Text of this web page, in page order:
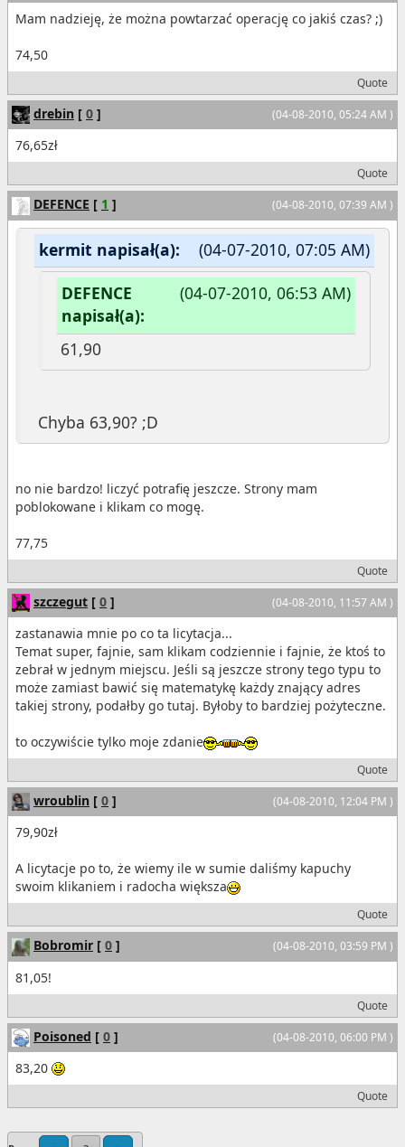
Mam nadzieję, że można powtarzać operację co jakiś czas? ;)
74,50
Quote
(04-08-2010, 05:24 AM )
drebin [ 0 ]
76,65zł
Quote
(04-08-2010, 07:39 AM )
DEFENCE [ 1 ]
(04-07-2010, 07:05 AM)
kermit napisał(a):
(04-07-2010, 06:53 AM)
DEFENCE
napisał(a):
61,90
Chyba 63,90? ;D
no nie bardzo! liczyć potrafię jeszcze. Strony mam
poblokowane i klikam co mogę.
77,75
Quote
(04-08-2010, 11:57 AM )
szczegut [ 0 ]
zastanawia mnie po co ta licytacja...
Temat super, fajnie, sam klikam codziennie i fajnie, że ktoś to
zebrał w jednym miejscu. Jeśli są jeszcze strony tego typu to
może zamiast bawić się matematykę każdy znający adres
takiej strony, podałby go tutaj. Byłoby to bardziej pożyteczne.
to oczywiście tylko moje zdanie
Quote
(04-08-2010, 12:04 PM )
wroublin [ 0 ]
79,90zł
A licytacje po to, że wiemy ile w sumie daliśmy kapuchy
swoim klikaniem i radocha większa
Quote
(04-08-2010, 03:59 PM )
Bobromir [ 0 ]
81,05!
Quote
(04-08-2010, 06:00 PM )
Poisoned [ 0 ]
83,20
Quote